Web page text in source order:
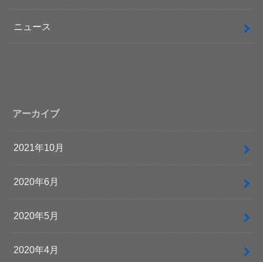
ニュース
アーカイブ
2021年10月
2020年6月
2020年5月
2020年4月